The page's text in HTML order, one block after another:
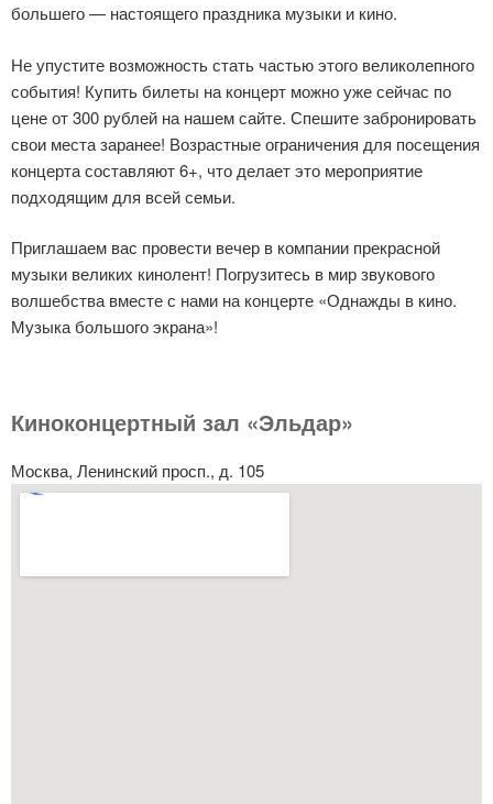
большего — настоящего праздника музыки и кино.
Не упустите возможность стать частью этого великолепного
события! Купить билеты на концерт можно уже сейчас по
цене от 300 рублей на нашем сайте. Спешите забронировать
свои места заранее! Возрастные ограничения для посещения
концерта составляют 6+, что делает это мероприятие
подходящим для всей семьи.
Приглашаем вас провести вечер в компании прекрасной
музыки великих кинолент! Погрузитесь в мир звукового
волшебства вместе с нами на концерте «Однажды в кино.
Музыка большого экрана»!
Киноконцертный зал «Эльдар»
Москва, Ленинский просп., д. 105